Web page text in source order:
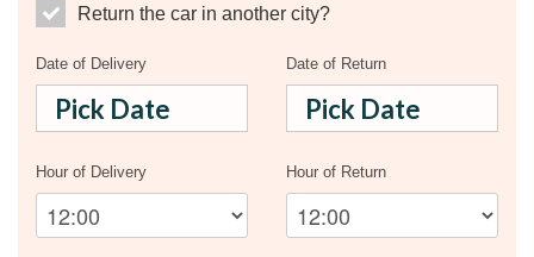
Return the car in another city?
Date of Delivery Date of Return
Hour of Delivery Hour of Return